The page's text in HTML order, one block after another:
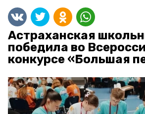
Астраханская
победила во
конкурсе «Большая